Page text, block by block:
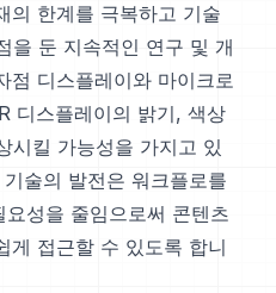
의 한계를 극복하고 기술
을 둔 지속적인 연구 및 개
점 디스플레이와 마이크로
디스플레이의 밝기, 색상
시킬 가능성을 가지고 있
술의 발전은 워크플로를
성을 줄임으로써 콘텐츠
게 접근할 수 있도록 합니